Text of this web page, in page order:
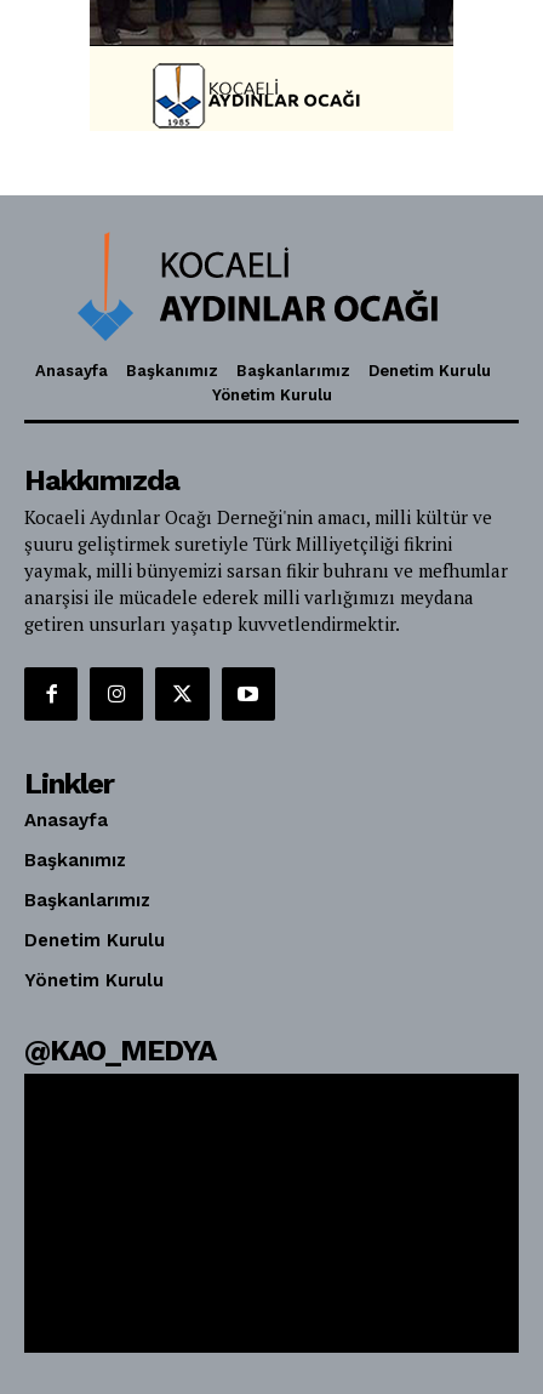
Anasayfa Başkanımız Başkanlarımız
Denetim Kurulu
Yönetim Kurulu
Hakkımızda
Kocaeli Aydınlar Ocağı Derneği'nin amacı, milli kültür ve
şuuru geliştirmek suretiyle Türk Milliyetçiliği fikrini
yaymak, milli bünyemizi sarsan fikir buhranı ve mefhumlar
anarşisi ile mücadele ederek milli varlığımızı meydana
getiren unsurları yaşatıp kuvvetlendirmektir.
Linkler
Anasayfa
Başkanımız
Başkanlarımız
Denetim Kurulu
Yönetim Kurulu
@KAO_MEDYA